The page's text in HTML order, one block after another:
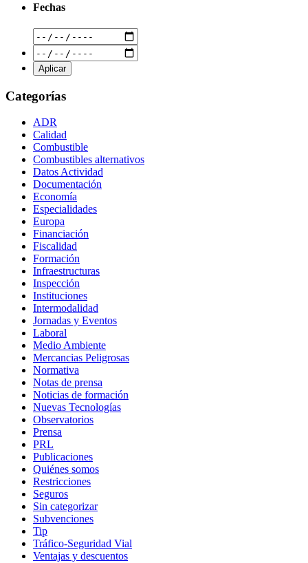
Fechas
Categorías
ADR
Calidad
Combustible
Combustibles alternativos
Datos Actividad
Documentación
Economía
Especialidades
Europa
Financiación
Fiscalidad
Formación
Infraestructuras
Inspección
Instituciones
Intermodalidad
Jornadas y Eventos
Laboral
Medio Ambiente
Mercancias Peligrosas
Normativa
Notas de prensa
Noticias de formación
Nuevas Tecnologías
Observatorios
Prensa
PRL
Publicaciones
Quiénes somos
Restricciones
Seguros
Sin categorizar
Subvenciones
Tip
Tráfico-Seguridad Vial
Ventajas y descuentos